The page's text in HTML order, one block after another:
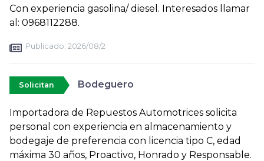
Con experiencia gasolina/ diesel. Interesados llamar
al: 0968112288.
Publicado: 2026/08/2
Solicitan Bodeguero
Importadora de Repuestos Automotrices solicita
personal con experiencia en almacenamiento y
bodegaje de preferencia con licencia tipo C, edad
máxima 30 años, Proactivo, Honrado y Responsable.